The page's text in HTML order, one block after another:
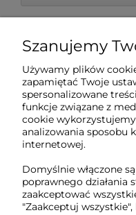
Sklep
pn-pt: 08:00-16:00
791 063
biuro@tukado.pl
O nas
Szanujemy
Używamy plików
zapamiętać Twoje
spersonalizowane
funkcje związane z
cookie
analizowania sposobu
internetowej.
Domyślnie włączone
poprawnego działania
zaakceptować
"Zaakceptuj